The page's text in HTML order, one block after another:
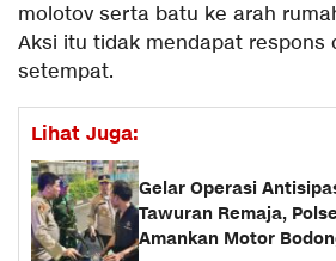
molotov serta batu ke arah
Aksi itu tidak mendapat respons
setempat.
Lihat Juga:
Gelar Operasi
Tawuran Remaja,
Amankan Motor